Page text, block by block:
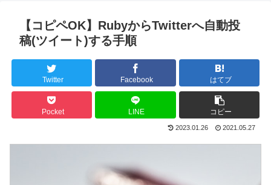
【コピペOK】RubyからTwitterへ自動投
稿(ツイート)する手順
Twitter Facebook はてブ
Pocket LINE コピー
2023.01.26 2021.05.27